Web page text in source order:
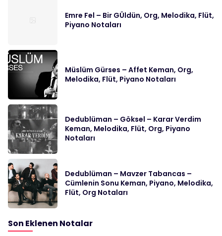
Emre Fel – Bir GÜldün, Org, Melodika, Flüt,
Piyano Notaları
Müslüm Gürses – Affet Keman, Org,
Melodika, Flüt, Piyano Notaları
Dedublüman – Göksel – Karar Verdim
Keman, Melodika, Flüt, Org, Piyano
Notaları
Dedublüman – Mavzer Tabancas –
Cümlenin Sonu Keman, Piyano, Melodika,
Flüt, Org Notaları
Son Eklenen Notalar